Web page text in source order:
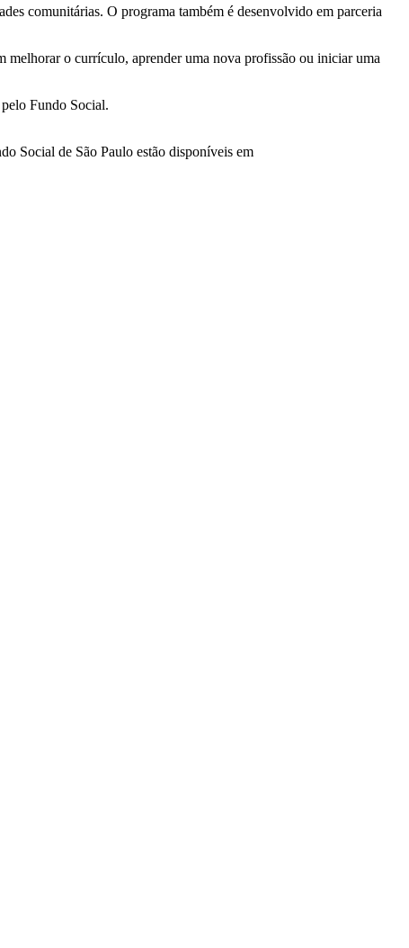
comunitárias. O programa também é desenvolvido em parceria
melhorar o currículo, aprender uma nova profissão ou iniciar uma
Fundo Social.
Social de São Paulo estão disponíveis em